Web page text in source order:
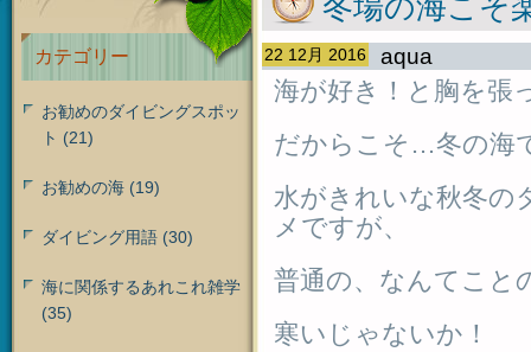
冬場の海こそ
22 12月 2016 aqua
海が好き！と胸を張
だからこそ…冬の海
水がきれいな秋冬の
メですが、
普通の、なんてこと
寒いじゃないか！
カテゴリー
お勧めのダイビングスポッ
ト (21)
お勧めの海 (19)
ダイビング用語 (30)
海に関係するあれこれ雑学
(35)